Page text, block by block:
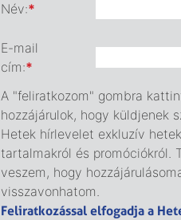
Név:*
E-mail
cím:*
A "feliratkozom" gombra
hozzájárulok, hogy küldjenek
Hetek hírlevelet exkluzív
tartalmakról és promóciókról.
veszem, hogy
visszavonhatom.
Feliratkozással elfogadja a